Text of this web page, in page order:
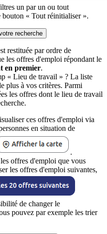
un par un ou tout
« Tout réinitialiser ».
recherche
restituée par ordre de
les offres d'emploi répondant le
en premier.
« Lieu de travail » ? La liste
plus à vos critères. Parmi
les offres dont le lieu de travail
ces offres d'emploi via
en situation de
.
offres d'emploi que vous
les offres d'emploi suivantes,
de changer le
pouvez par exemple les trier